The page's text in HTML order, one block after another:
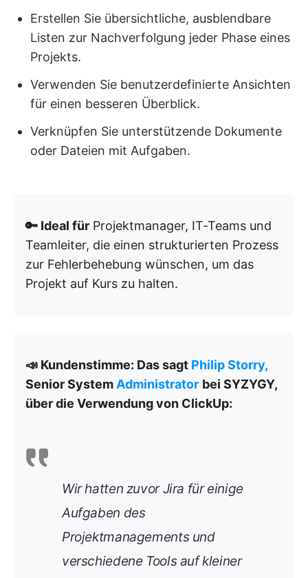
Erstellen Sie übersichtliche, ausblendbare
Listen zur Nachverfolgung jeder Phase eines
Projekts.
Verwenden Sie benutzerdefinierte Ansichten
für einen besseren Überblick.
Verknüpfen Sie unterstützende Dokumente
oder Dateien mit Aufgaben.
🔑 Ideal für Projektmanager, IT-Teams und
Teamleiter, die einen strukturierten Prozess
zur Fehlerbehebung wünschen, um das
Projekt auf Kurs zu halten.
📣 Kundenstimme: Das sagt Philip Storry,
Senior System Administrator bei SYZYGY,
über die Verwendung von ClickUp:
Wir hatten zuvor Jira für einige
Aufgaben des
Projektmanagements und
verschiedene Tools auf kleiner